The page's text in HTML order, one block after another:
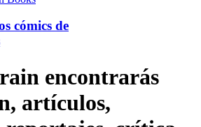
cómics de
encontrarás
artículos,